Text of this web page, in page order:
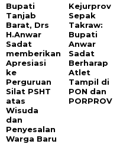
Bupati
Tanjab
Barat, Drs
H.Anwar
Sadat
memberikan
Apresiasi
ke
Perguruan
Silat PSHT
atas
Wisuda
dan
Penyesalan
Warga Baru
Kejurprov
Sepak
Takraw:
Bupati
Anwar
Sadat
Berharap
Atlet
Tampil di
PON dan
PORPROV